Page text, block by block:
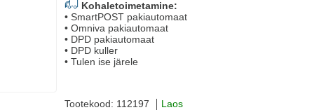
Kohaletoimetamine:
• SmartPOST pakiautomaat
• Omniva pakiautomaat
• DPD pakiautomaat
• DPD kuller
• Tulen ise järele
Tootekood: 112197 Laos